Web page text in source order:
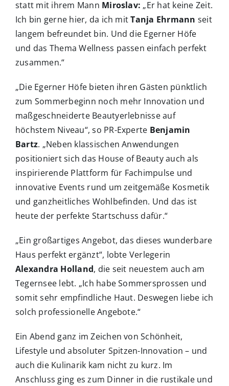
statt mit ihrem Mann Miroslav: „Er hat keine Zeit.
Ich bin gerne hier, da ich mitTanja Ehrmann seit
langem befreundet bin. Und die Egerner Höfe
und das Thema Wellness passen einfach perfekt
zusammen.“
„Die Egerner Höfe bieten ihren Gästen pünktlich
zum Sommerbeginn noch mehr Innovation und
maßgeschneiderte Beautyerlebnisse auf
höchstem Niveau“, so PR-Experte Benjamin
Bartz. „Neben klassischen Anwendungen
positioniert sich das House of Beauty auch als
inspirierende Plattform für Fachimpulse und
innovative Events rund um zeitgemäße Kosmetik
und ganzheitliches Wohlbefinden. Und das ist
heute der perfekte Startschuss dafür.“
„Ein großartiges Angebot, das dieses wunderbare
Haus perfekt ergänzt“, lobte Verlegerin
Alexandra Holland, die seit neuestem auch am
Tegernsee lebt. „Ich habe Sommersprossen und
somit sehr empfindliche Haut. Deswegen liebe ich
solch professionelle Angebote.“
Ein Abend ganz im Zeichen von Schönheit,
Lifestyle und absoluter Spitzen-Innovation – und
auch die Kulinarik kam nicht zu kurz. Im
Anschluss ging es zum Dinner in die rustikale und